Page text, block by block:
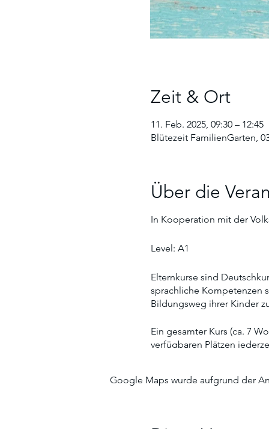
Zeit & Ort
11. Feb. 2025, 09:30 – 12:45
Blütezeit FamilienGarten,
Über die
In Kooperation mit der
Level: A1
Elternkurse sind
sprachliche Kompetenzen
Bildungsweg ihrer Kinder
Ein gesamter Kurs (ca. 7
verfügbaren Plätzen
Level: A1
Google Maps wurde aufgrund der